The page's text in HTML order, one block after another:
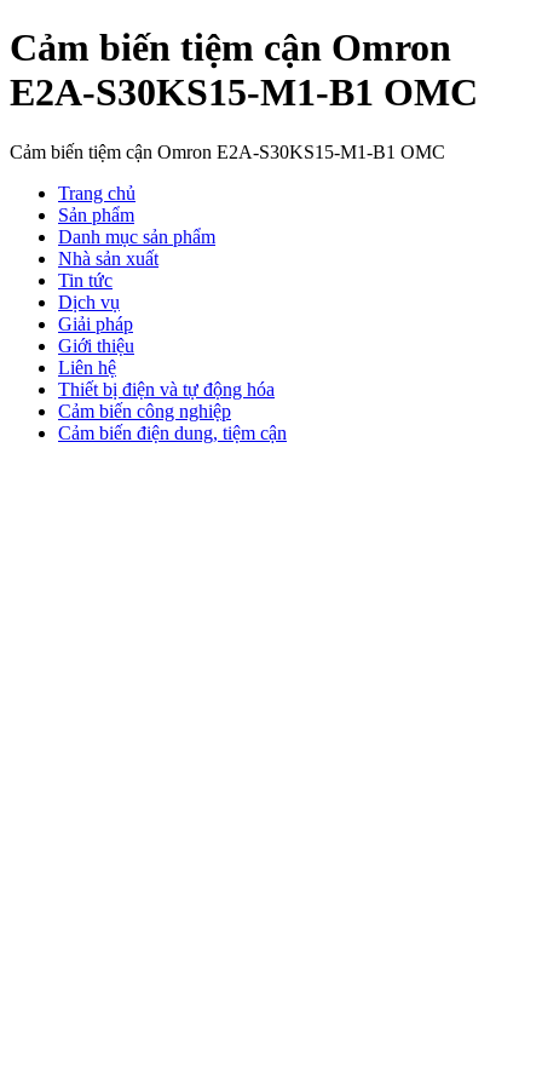
Cảm biến tiệm cận Omron
E2A-S30KS15-M1-B1 OMC
Cảm biến tiệm cận Omron E2A-S30KS15-M1-B1 OMC
Trang chủ
Sản phẩm
Danh mục sản phẩm
Nhà sản xuất
Tin tức
Dịch vụ
Giải pháp
Giới thiệu
Liên hệ
Thiết bị điện và tự động hóa
Cảm biến công nghiệp
Cảm biến điện dung, tiệm cận